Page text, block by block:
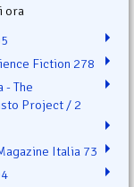
ora
Fiction 278
- The
Project / 2
Italia 73